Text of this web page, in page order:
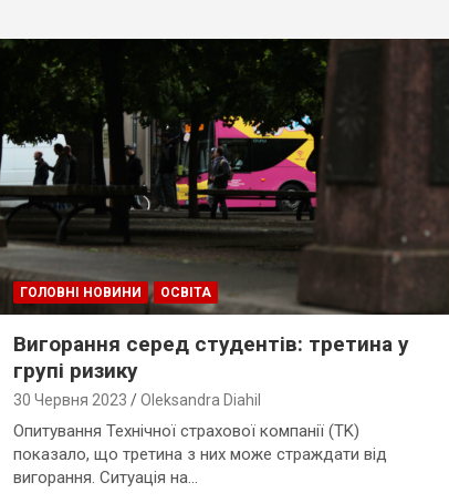
ГОЛОВНІ НОВИНИ ОСВІТА
Вигорання серед студентів: третина у
групі ризику
30 Червня 2023 Oleksandra Diahil
Опитування Технічної страхової компанії (TK)
показало, що третина з них може страждати від
вигорання. Ситуація на…